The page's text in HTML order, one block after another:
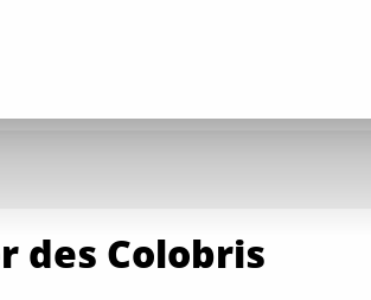
des Colobris